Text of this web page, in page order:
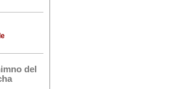
del